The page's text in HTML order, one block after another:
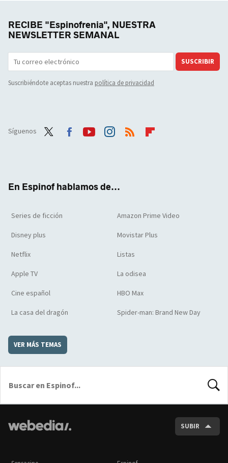
RECIBE "Espinofrenia", NUESTRA
NEWSLETTER SEMANAL
SUSCRIBIR
Suscribiéndote aceptas nuestra política de privacidad
Síguenos
En Espinof hablamos de...
Series de ficción Amazon Prime Video
Disney plus Movistar Plus
Netflix Listas
Apple TV La odisea
Cine español HBO Max
La casa del dragón Spider-man: Brand New Day
VER MÁS TEMAS
SUBIR